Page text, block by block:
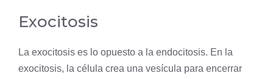
Exocitosis
La exocitosis es lo opuesto a la endocitosis. En la
exocitosis, la célula crea una vesícula para encerrar